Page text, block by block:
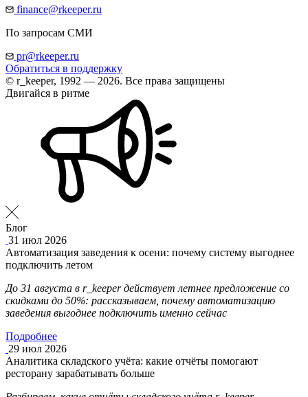
finance@rkeeper.ru
По запросам СМИ
pr@rkeeper.ru
Обратиться в поддержку
© r_keeper, 1992 — 2026. Все права защищены
Двигайся в ритме
Блог
31 июл 2026
Автоматизация заведения к осени: почему систему выгоднее
подключить летом
До 31 августа в r_keeper действует летнее предложение со
скидками до 50%: рассказываем, почему автоматизацию
заведения выгоднее подключить именно сейчас
Подробнее
29 июл 2026
Аналитика складского учёта: какие отчёты помогают
ресторану зарабатывать больше